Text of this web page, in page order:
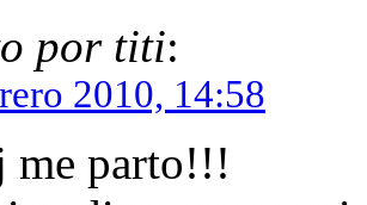
por titi:
2010, 14:58
me parto!!!